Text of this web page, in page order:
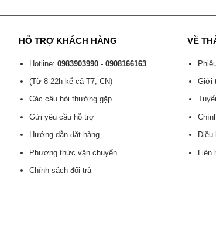
HỖ TRỢ KHÁCH HÀNG
Hotline: 0983903990 - 0908166163
(Từ 8-22h kể cả T7, CN)
Các câu hỏi thường gặp
Gửi yêu cầu hỗ trợ
Hướng dẫn đặt hàng
Phương thức vận chuyển
Chính sách đổi trả
VỀ
Giới
Điều
Liên